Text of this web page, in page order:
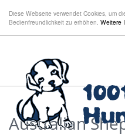
Diese Webseite verwendet Cookies, um
Bedienfreundlichkeit zu erhöhen. Weitere
Australian